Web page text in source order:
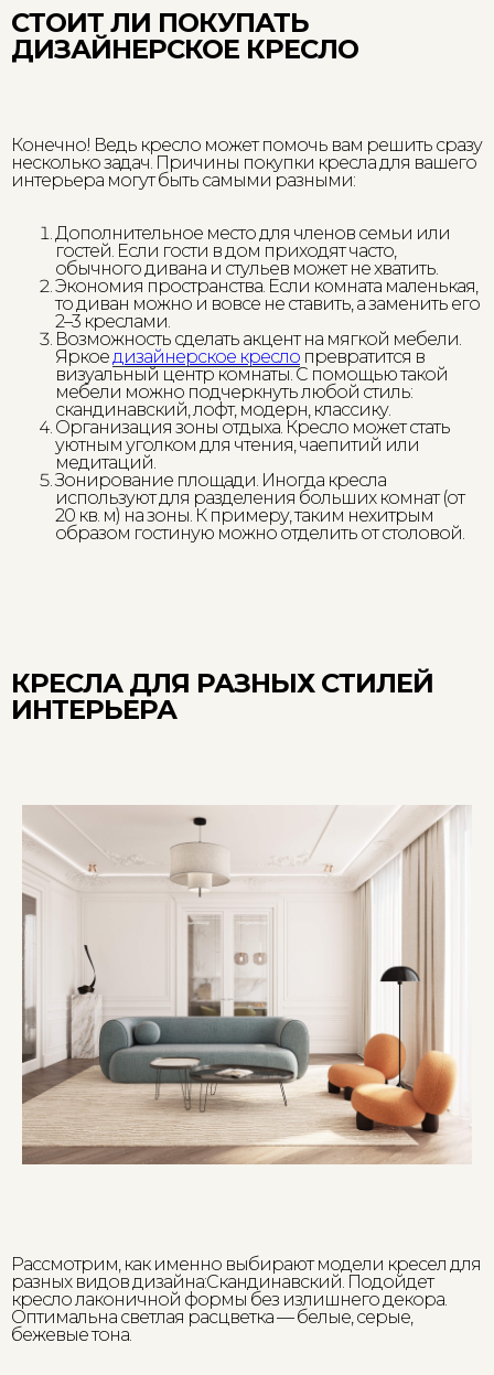
СТОИТ ЛИ ПОКУПАТЬ
ДИЗАЙНЕРСКОЕ КРЕСЛО
Конечно! Ведь кресло может помочь вам решить сразу
несколько задач. Причины покупки кресла для вашего
интерьера могут быть самыми разными:
Дополнительное место для членов семьи или
гостей. Если гости в дом приходят часто,
обычного дивана и стульев может не хватить.
Экономия пространства. Если комната маленькая,
то диван можно и вовсе не ставить, а заменить его
2–3 креслами.
Возможность сделать акцент на мягкой мебели.
Яркое дизайнерское кресло превратится в
визуальный центр комнаты. С помощью такой
мебели можно подчеркнуть любой стиль:
скандинавский, лофт, модерн, классику.
Организация зоны отдыха. Кресло может стать
уютным уголком для чтения, чаепитий или
медитаций.
Зонирование площади. Иногда кресла
используют для разделения больших комнат (от
20 кв. м) на зоны. К примеру, таким нехитрым
образом гостиную можно отделить от столовой.
КРЕСЛА ДЛЯ РАЗНЫХ СТИЛЕЙ
ИНТЕРЬЕРА
Рассмотрим, как именно выбирают модели кресел для
разных видов дизайна:Скандинавский. Подойдет
кресло лаконичной формы без излишнего декора.
Оптимальна светлая расцветка — белые, серые,
бежевые тона.